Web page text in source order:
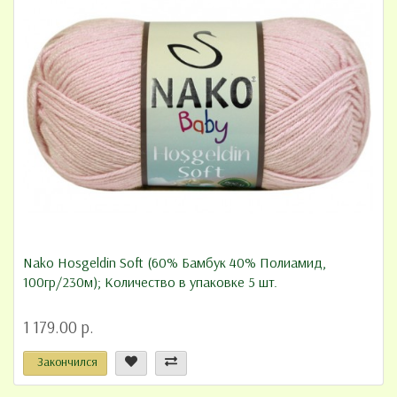
Nako Hosgeldin Soft (60% Бамбук 40% Полиамид,
100гр/230м); Количество в упаковке 5 шт.
1 179.00 р.
Закончился